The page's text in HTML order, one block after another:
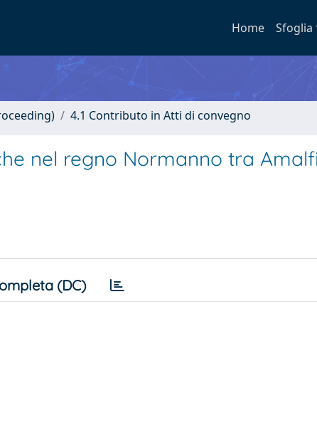
Home Sfoglia
4.1 Contributo in Atti di convegno
nel regno Normanno tra
(DC)